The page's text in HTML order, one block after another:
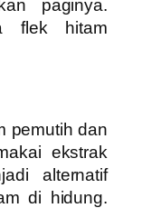
paginya.
flek hitam
pemutih dan
ekstrak
alternatif
di hidung.